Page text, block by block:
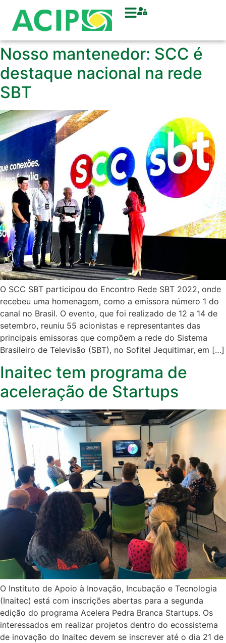
Nosso mantenedor: SCC é
destaque nacional na rede
SBT
O SCC SBT participou do Encontro Rede SBT 2022, onde
recebeu uma homenagem, como a emissora número 1 do
canal no Brasil. O evento, que foi realizado de 12 a 14 de
setembro, reuniu 55 acionistas e representantes das
principais emissoras que compõem a rede do Sistema
Brasileiro de Televisão (SBT), no Sofitel Jequitimar, em […]
Inaitec tem programa de
aceleração de Startups
O Instituto de Apoio à Inovação, Incubação e Tecnologia
(Inaitec) está com inscrições abertas para a segunda
edição do programa Acelera Pedra Branca Startups. Os
interessados em realizar projetos dentro do ecossistema
de inovação do Inaitec devem se inscrever até o dia 21 de